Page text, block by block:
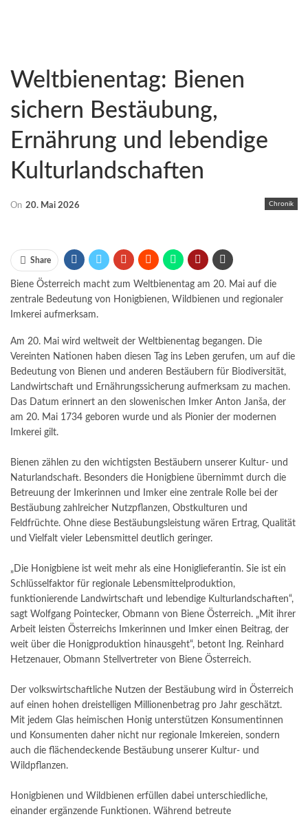
Weltbienentag: Bienen
sichern Bestäubung,
Ernährung und lebendige
Kulturlandschaften
Chronik
On 20. Mai 2026
Share
Biene Österreich macht zum Weltbienentag am 20. Mai auf die
zentrale Bedeutung von Honigbienen, Wildbienen und regionaler
Imkerei aufmerksam.
Am 20. Mai wird weltweit der Weltbienentag begangen. Die
Vereinten Nationen haben diesen Tag ins Leben gerufen, um auf die
Bedeutung von Bienen und anderen Bestäubern für Biodiversität,
Landwirtschaft und Ernährungssicherung aufmerksam zu machen.
Das Datum erinnert an den slowenischen Imker Anton Janša, der
am 20. Mai 1734 geboren wurde und als Pionier der modernen
Imkerei gilt.
Bienen zählen zu den wichtigsten Bestäubern unserer Kultur- und
Naturlandschaft. Besonders die Honigbiene übernimmt durch die
Betreuung der Imkerinnen und Imker eine zentrale Rolle bei der
Bestäubung zahlreicher Nutzpflanzen, Obstkulturen und
Feldfrüchte. Ohne diese Bestäubungsleistung wären Ertrag, Qualität
und Vielfalt vieler Lebensmittel deutlich geringer.
„Die Honigbiene ist weit mehr als eine Honiglieferantin. Sie ist ein
Schlüsselfaktor für regionale Lebensmittelproduktion,
funktionierende Landwirtschaft und lebendige Kulturlandschaften“,
sagt Wolfgang Pointecker, Obmann von Biene Österreich. „Mit ihrer
Arbeit leisten Österreichs Imkerinnen und Imker einen Beitrag, der
weit über die Honigproduktion hinausgeht“, betont Ing. Reinhard
Hetzenauer, Obmann Stellvertreter von Biene Österreich.
Der volkswirtschaftliche Nutzen der Bestäubung wird in Österreich
auf einen hohen dreistelligen Millionenbetrag pro Jahr geschätzt.
Mit jedem Glas heimischen Honig unterstützen Konsumentinnen
und Konsumenten daher nicht nur regionale Imkereien, sondern
auch die flächendeckende Bestäubung unserer Kultur- und
Wildpflanzen.
Honigbienen und Wildbienen erfüllen dabei unterschiedliche,
einander ergänzende Funktionen. Während betreute